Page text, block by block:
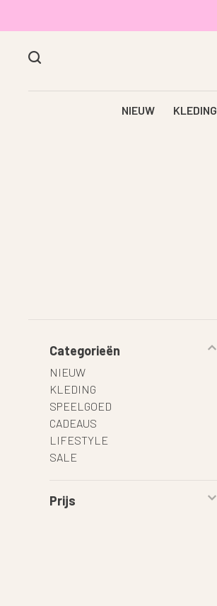
NIEUW KLEDING
Categorieën
NIEUW
KLEDING
SPEELGOED
CADEAUS
LIFESTYLE
SALE
Prijs